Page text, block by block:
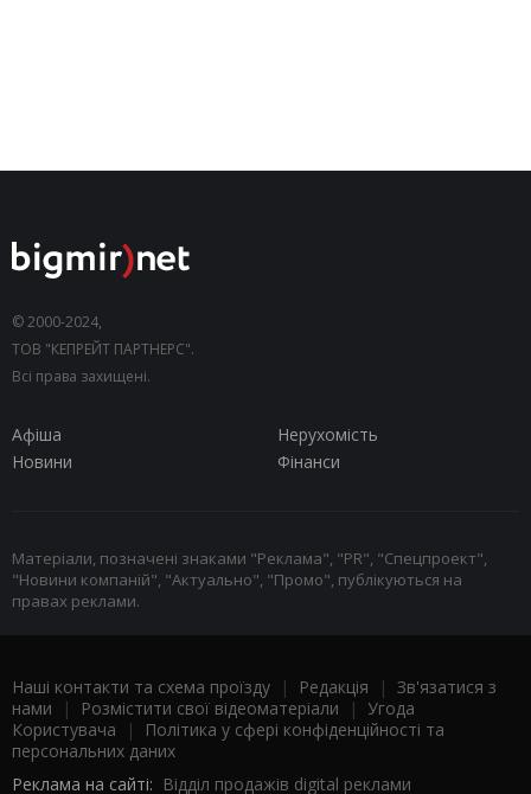
© 2000-2024,
ТОВ "КЕПРЕЙТ ПАРТНЕРС".
Всі права захищені.
Афіша
Нерухомість
Новини
Фінанси
Матеріали, позначені знаками "Реклама", "PR", "Спецпроект",
"Новини компаній", "Актуально", "Промо", публікуються на
правах реклами.
Наші контакти та схема проїзду | Редакція | Зв'язатися з
нами | Розмістити свої відеоматеріали | Угода
Користувача |
Політика у сфері конфіденційності та
персональних даних
Реклама на сайті: Відділ продажів digital реклами